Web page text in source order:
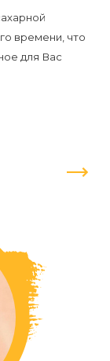
времени, что
для Вас